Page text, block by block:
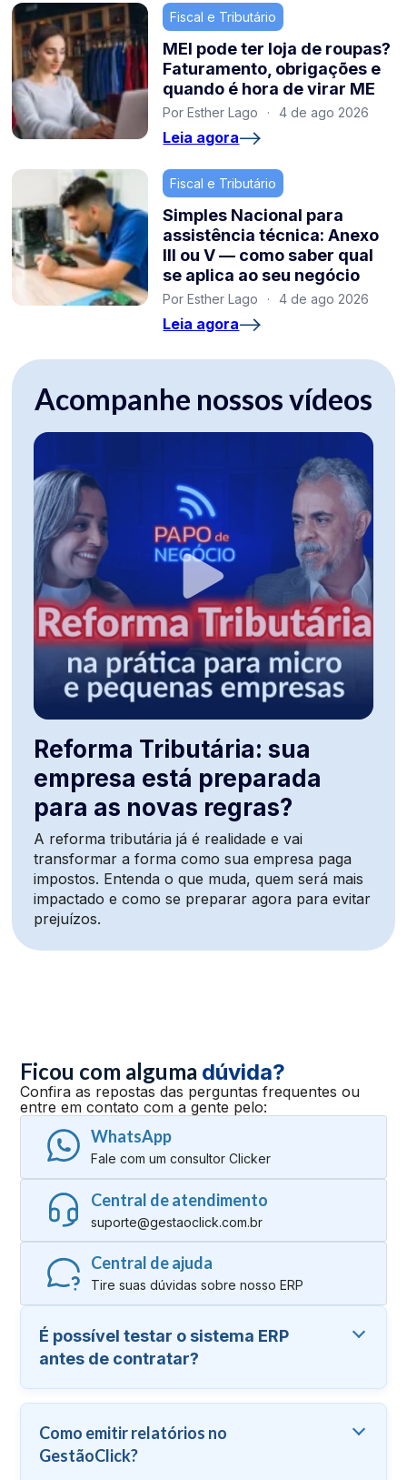
Fiscal e Tributário
MEI pode ter loja de roupas?
Faturamento, obrigações e
quando é hora de virar ME
Por Esther Lago · 4 de ago 2026
Leia agora
Fiscal e Tributário
Simples Nacional para
assistência técnica: Anexo
III ou V — como saber qual
se aplica ao seu negócio
Por Esther Lago · 4 de ago 2026
Leia agora
Acompanhe nossos vídeos
Reforma Tributária: sua
empresa está preparada
para as novas regras?
A reforma tributária já é realidade e vai
transformar a forma como sua empresa paga
impostos. Entenda o que muda, quem será mais
impactado e como se preparar agora para evitar
prejuízos.
Ficou com alguma dúvida?
Confira as repostas das perguntas frequentes ou
entre em contato com a gente pelo:
WhatsApp
Fale com um consultor Clicker
Central de atendimento
suporte@gestaoclick.com.br
Central de ajuda
Tire suas dúvidas sobre nosso ERP
É possível testar o sistema ERP
antes de contratar?
Como emitir relatórios no
GestãoClick?